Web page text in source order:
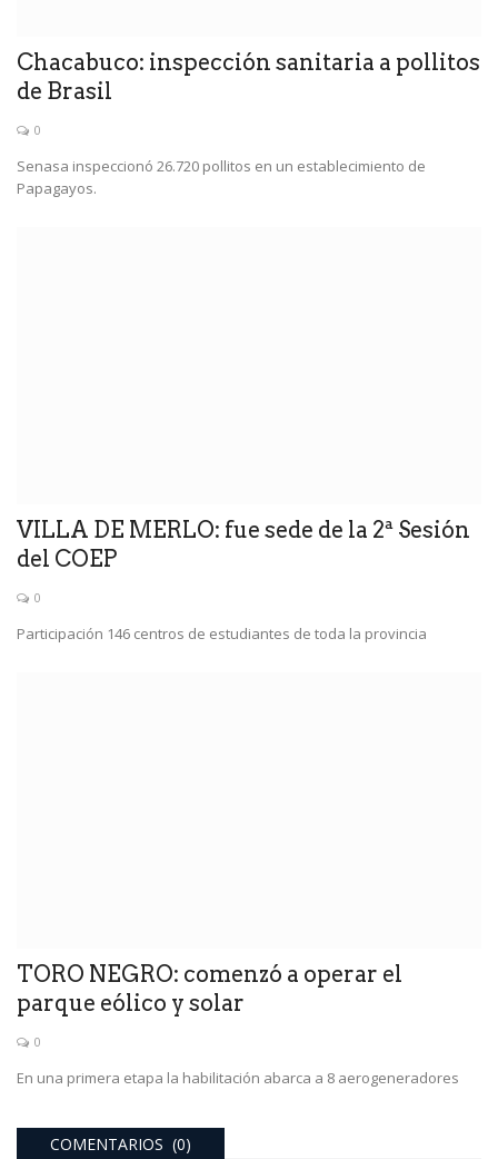
Chacabuco: inspección sanitaria a pollitos
de Brasil
0
Senasa inspeccionó 26.720 pollitos en un establecimiento de
Papagayos.
VILLA DE MERLO: fue sede de la 2ª Sesión
del COEP
0
Participación 146 centros de estudiantes de toda la provincia
TORO NEGRO: comenzó a operar el
parque eólico y solar
0
En una primera etapa la habilitación abarca a 8 aerogeneradores
COMENTARIOS (0)